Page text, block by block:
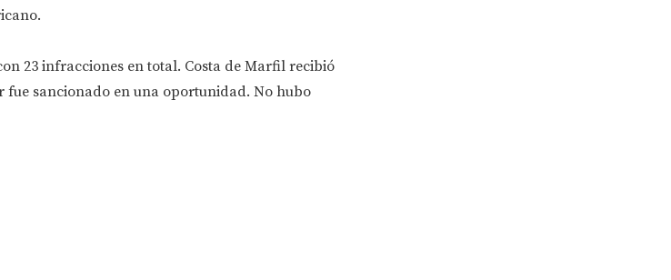
23 infracciones en total. Costa de Marfil recibió
sancionado en una oportunidad. No hubo